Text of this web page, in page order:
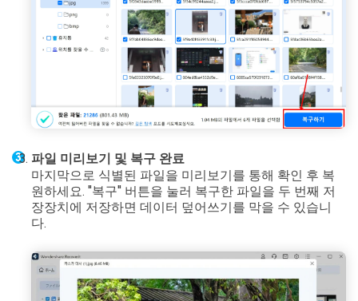
파일 미리보기 및 복구 완료
마지막으로 식별된 파일을 미리보기를 통해 확인 후 복
원하세요. "복구" 버튼을 눌러 복구한 파일을 두 번째 저
장장치에 저장하면 데이터 덮어쓰기를 막을 수 있습니
다.